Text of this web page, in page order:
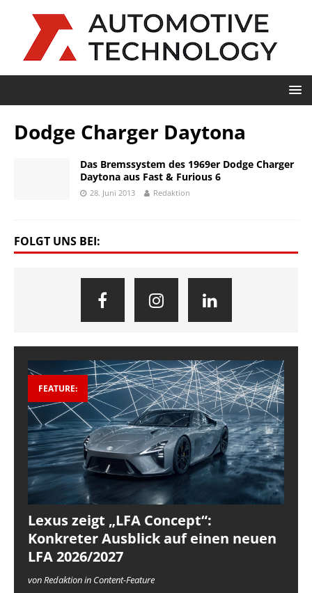
Dodge Charger Daytona
Das Bremssystem des 1969er Dodge Charger
Daytona aus Fast & Furious 6
28. Juni 2013 Redaktion
FOLGT UNS BEI:
FEATURE:
Lexus zeigt „LFA Concept“:
Konkreter Ausblick auf einen neuen
LFA 2026/2027
von Redaktion in Content-Feature